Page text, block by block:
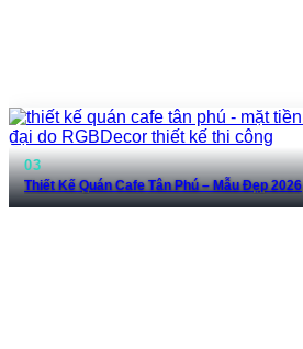
Thiết Kế Quán Cafe Tân Phú – Mẫu Đẹp 2026